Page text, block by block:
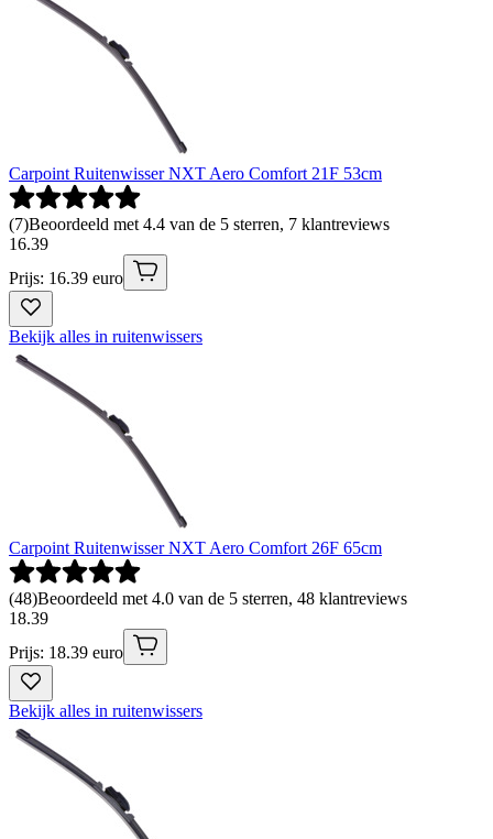
Carpoint Ruitenwisser NXT Aero Comfort 21F 53cm
(7)Beoordeeld met 4.4 van de 5 sterren, 7 klantreviews
16.39
Prijs: 16.39 euro
Bekijk alles in ruitenwissers
Carpoint Ruitenwisser NXT Aero Comfort 26F 65cm
(48)Beoordeeld met 4.0 van de 5 sterren, 48 klantreviews
18.39
Prijs: 18.39 euro
Bekijk alles in ruitenwissers